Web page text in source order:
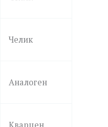
Челик
Аналоген
Кварцен